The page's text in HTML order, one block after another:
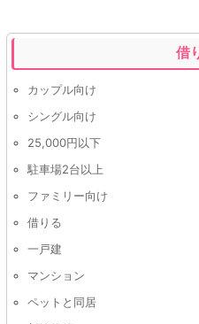
借
カップル向け
シングル向け
25,000円以下
駐車場2台以上
ファミリー向け
借りる
一戸建
マンション
ペットと同居